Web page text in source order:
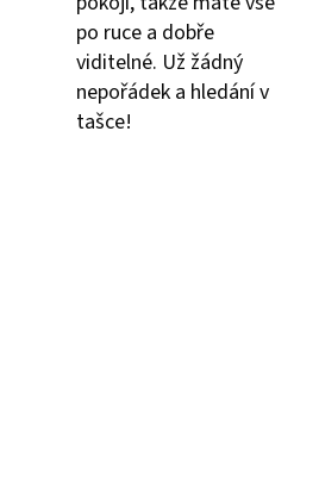
po ruce a dobře
viditelné. Už žádný
nepořádek a hledání v
tašce!